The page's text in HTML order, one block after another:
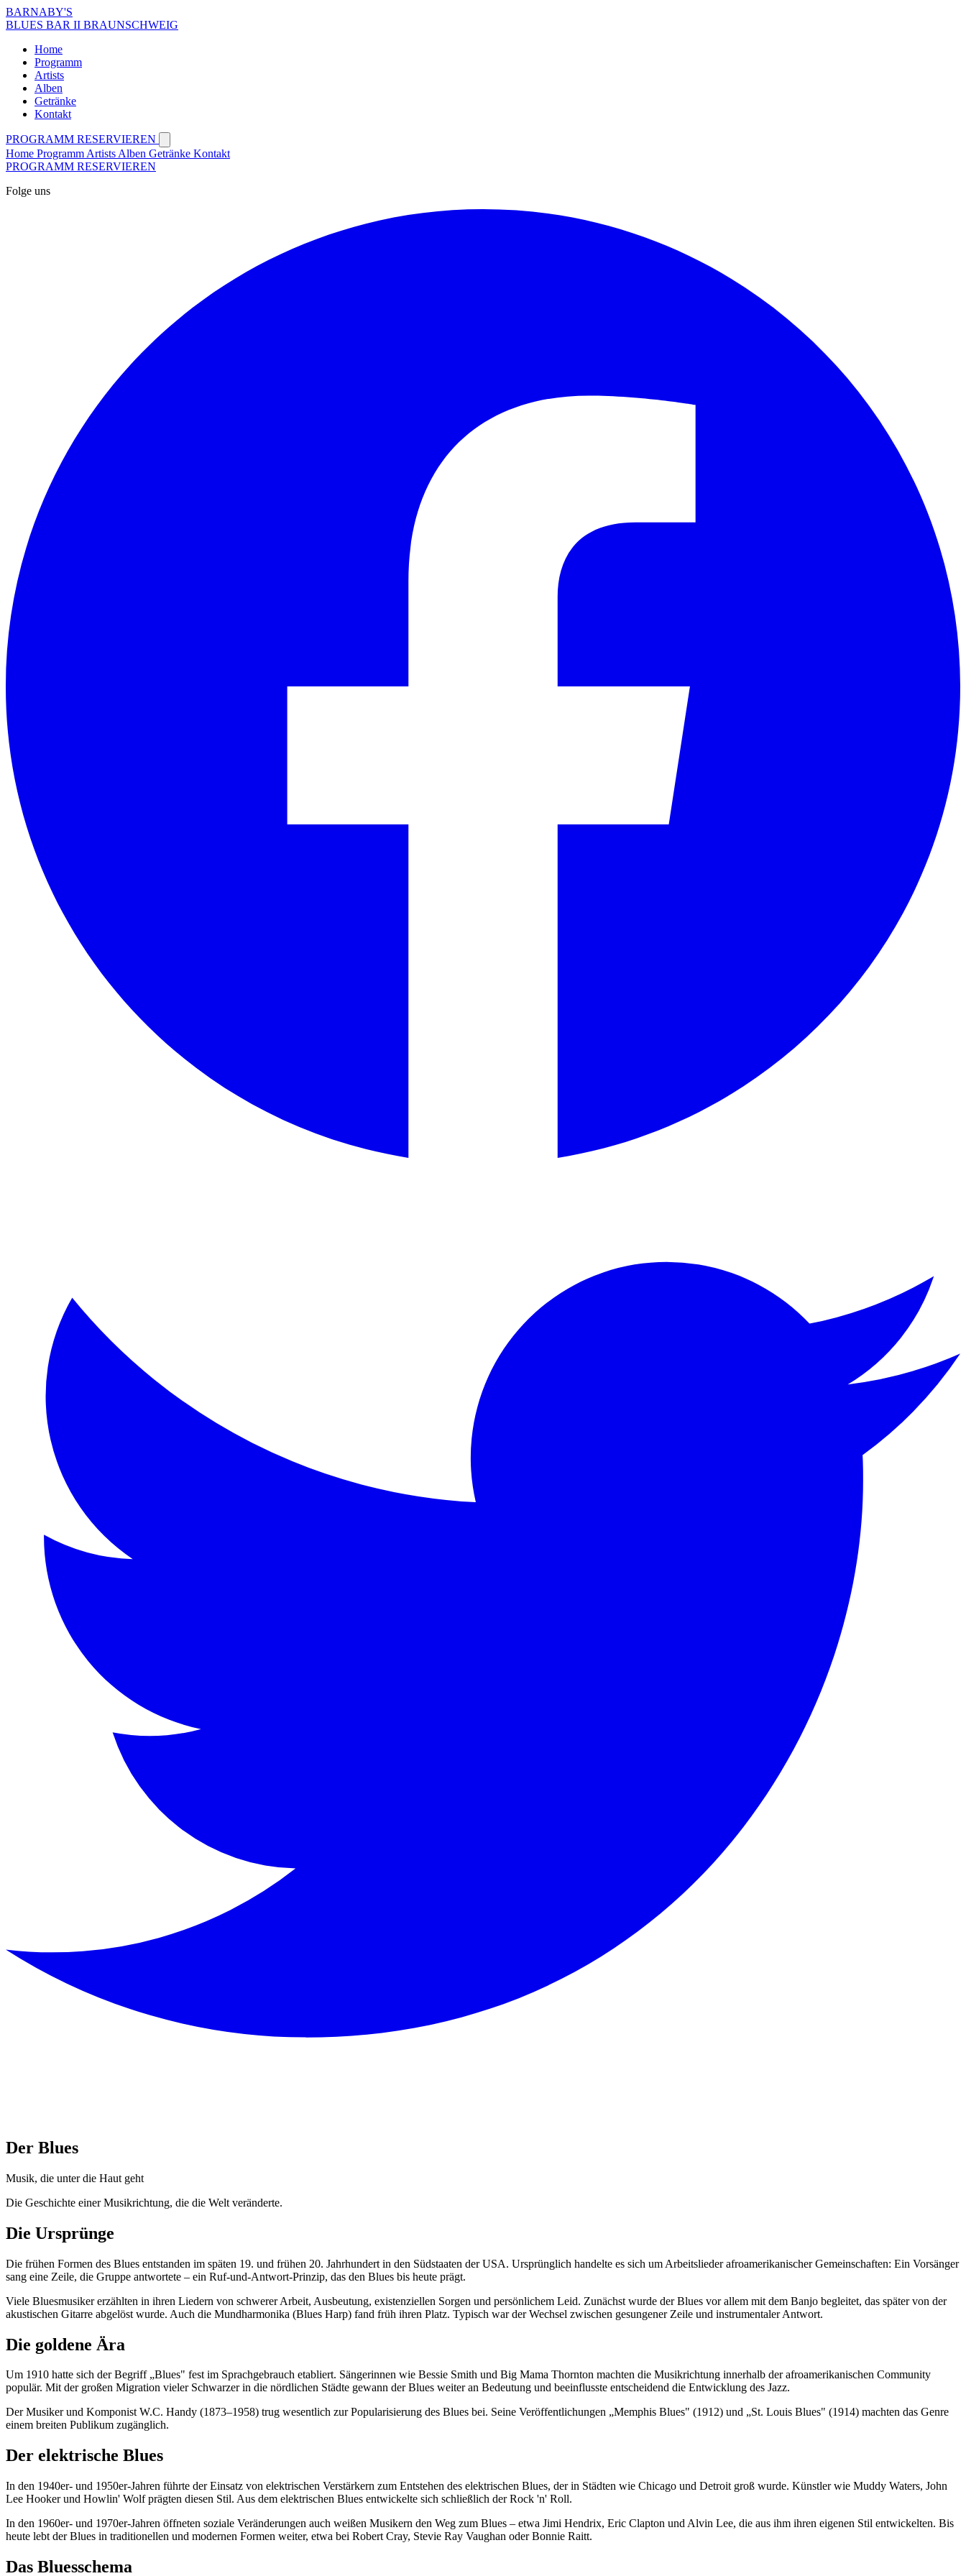
BARNABY'S
BLUES BAR II BRAUNSCHWEIG
Home
Programm
Artists
Alben
Getränke
Kontakt
PROGRAMM RESERVIEREN
Home Programm Artists Alben Getränke Kontakt
PROGRAMM RESERVIEREN
Folge uns
Der Blues
Musik, die unter die Haut geht
Die Geschichte einer Musikrichtung, die die Welt veränderte.
Die Ursprünge
Die frühen Formen des Blues entstanden im späten 19. und frühen 20. Jahrhundert in den Südstaaten der USA. Ursprünglich handelte es sich um Arbeitslieder afroamerikanischer Gemeinschaften: Ein Vorsänger
sang eine Zeile, die Gruppe antwortete – ein Ruf-und-Antwort-Prinzip, das den Blues bis heute prägt.
Viele Bluesmusiker erzählten in ihren Liedern von schwerer Arbeit, Ausbeutung, existenziellen Sorgen und persönlichem Leid. Zunächst wurde der Blues vor allem mit dem Banjo begleitet, das später von der
akustischen Gitarre abgelöst wurde. Auch die Mundharmonika (Blues Harp) fand früh ihren Platz. Typisch war der Wechsel zwischen gesungener Zeile und instrumentaler Antwort.
Die goldene Ära
Um 1910 hatte sich der Begriff „Blues" fest im Sprachgebrauch etabliert. Sängerinnen wie Bessie Smith und Big Mama Thornton machten die Musikrichtung innerhalb der afroamerikanischen Community
populär. Mit der großen Migration vieler Schwarzer in die nördlichen Städte gewann der Blues weiter an Bedeutung und beeinflusste entscheidend die Entwicklung des Jazz.
Der Musiker und Komponist W.C. Handy (1873–1958) trug wesentlich zur Popularisierung des Blues bei. Seine Veröffentlichungen „Memphis Blues" (1912) und „St. Louis Blues" (1914) machten das Genre
einem breiten Publikum zugänglich.
Der elektrische Blues
In den 1940er- und 1950er-Jahren führte der Einsatz von elektrischen Verstärkern zum Entstehen des elektrischen Blues, der in Städten wie Chicago und Detroit groß wurde. Künstler wie Muddy Waters, John
Lee Hooker und Howlin' Wolf prägten diesen Stil. Aus dem elektrischen Blues entwickelte sich schließlich der Rock 'n' Roll.
In den 1960er- und 1970er-Jahren öffneten soziale Veränderungen auch weißen Musikern den Weg zum Blues – etwa Jimi Hendrix, Eric Clapton und Alvin Lee, die aus ihm ihren eigenen Stil entwickelten. Bis
heute lebt der Blues in traditionellen und modernen Formen weiter, etwa bei Robert Cray, Stevie Ray Vaughan oder Bonnie Raitt.
Das Bluesschema